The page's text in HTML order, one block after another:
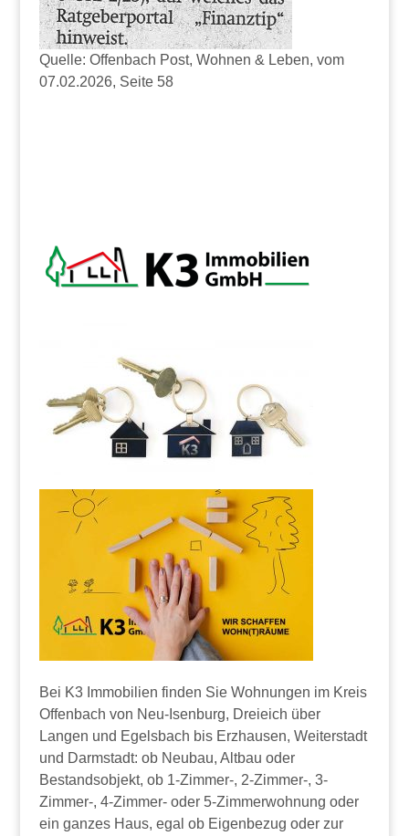
Quelle: Offenbach Post, Wohnen & Leben, vom
07.02.2026, Seite 58
Bei K3 Immobilien finden Sie Wohnungen im Kreis
Offenbach von Neu-Isenburg, Dreieich über
Langen und Egelsbach bis Erzhausen, Weiterstadt
und Darmstadt: ob Neubau, Altbau oder
Bestandsobjekt, ob 1-Zimmer-, 2-Zimmer-, 3-
Zimmer-, 4-Zimmer- oder 5-Zimmerwohnung oder
ein ganzes Haus, egal ob Eigenbezug oder zur